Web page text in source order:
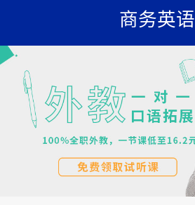
商务英语